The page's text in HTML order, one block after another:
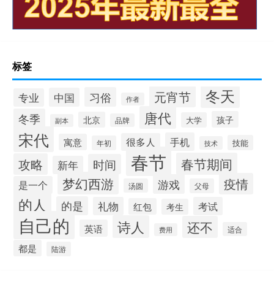
标签
专业 中国 习俗 作者 元宵节 冬天
冬季 副本 北京 品牌 唐代 大学 孩子
宋代 寓意 年初 很多人 手机 技术 技能
攻略 新年 时间 春节 春节期间
是一个 梦幻西游 汤圆 游戏 父母 疫情
的人 的是 礼物 红包 考生 考试
自己的 英语 诗人 费用 还不 适合
都是 陆游